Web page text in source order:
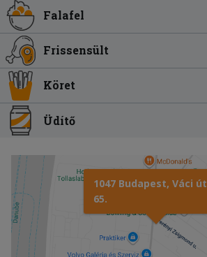
Falafel
Frissensült
Köret
Üdítő
1047 Budapest, Váci út
65.